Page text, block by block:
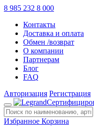
8 985 232 8 000
Контакты
Доставка и оплата
Обмен /возврат
О компании
Партнерам
Блог
FAQ
Авторизация Регистрация
Избранное Корзина